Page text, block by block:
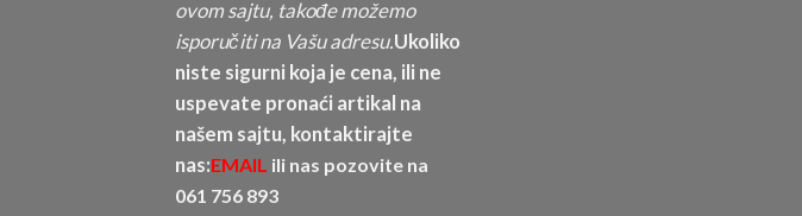
ovom sajtu, takođe možemo
isporučiti na Vašu adresu.Ukoliko
niste sigurni koja je cena, ili ne
uspevate pronaći artikal na
našem sajtu, kontaktirajte
nas:EMAIL ili nas pozovite na
061 756 893